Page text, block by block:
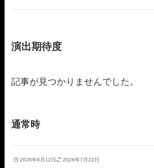
演出期待度
記事が見つかりませんでした。
通常時
2026年6月12日 2026年7月22日